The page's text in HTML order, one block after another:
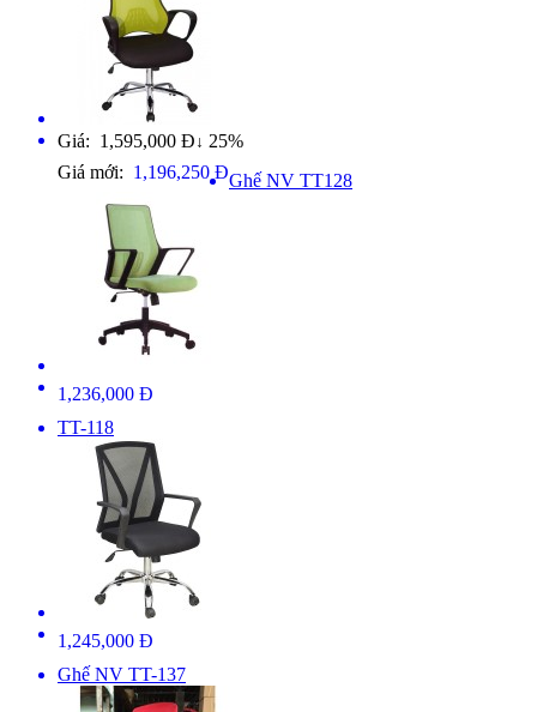
Giá: 1,595,000 Đ ↓ 25%
Giá mới: 1,196,250 ĐGhế NV TT128
1,236,000 Đ
TT-118
1,245,000 Đ
Ghế NV TT-137